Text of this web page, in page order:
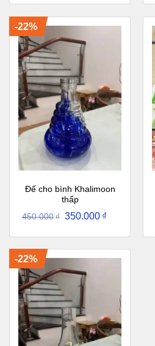
-22%
Đế cho bình Khalimoon
thấp
450.000 ₫ 350.000 ₫
-22%